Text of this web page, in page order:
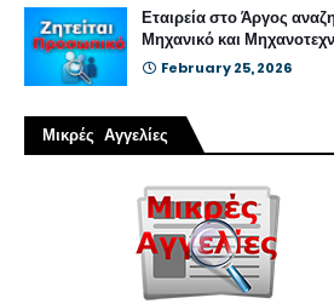
Εταιρεία στο Άργος
Μηχανικό και
February 25, 2026
Μικρές Αγγελίες